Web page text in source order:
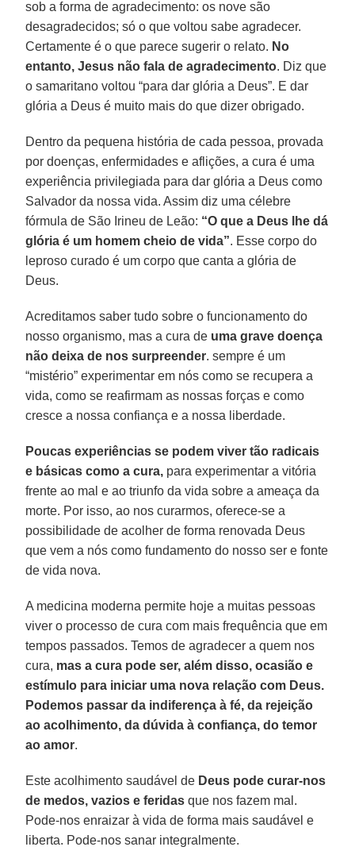
sob a forma de agradecimento: os nove são
desagradecidos; só o que voltou sabe agradecer.
Certamente é o que parece sugerir o relato. No
entanto, Jesus não fala de agradecimento. Diz que
o samaritano voltou “para dar glória a Deus”. E dar
glória a Deus é muito mais do que dizer obrigado.
Dentro da pequena história de cada pessoa, provada
por doenças, enfermidades e aflições, a cura é uma
experiência privilegiada para dar glória a Deus como
Salvador da nossa vida. Assim diz uma célebre
fórmula de São Irineu de Leão: “O que a Deus lhe dá
glória é um homem cheio de vida”. Esse corpo do
leproso curado é um corpo que canta a glória de
Deus.
Acreditamos saber tudo sobre o funcionamento do
nosso organismo, mas a cura de uma grave doença
não deixa de nos surpreender. sempre é um
“mistério” experimentar em nós como se recupera a
vida, como se reafirmam as nossas forças e como
cresce a nossa confiança e a nossa liberdade.
Poucas experiências se podem viver tão radicais
e básicas como a cura, para experimentar a vitória
frente ao mal e ao triunfo da vida sobre a ameaça da
morte. Por isso, ao nos curarmos, oferece-se a
possibilidade de acolher de forma renovada Deus
que vem a nós como fundamento do nosso ser e fonte
de vida nova.
A medicina moderna permite hoje a muitas pessoas
viver o processo de cura com mais frequência que em
tempos passados. Temos de agradecer a quem nos
cura, mas a cura pode ser, além disso, ocasião e
estímulo para iniciar uma nova relação com Deus.
Podemos passar da indiferença à fé, da rejeição
ao acolhimento, da dúvida à confiança, do temor
ao amor.
Este acolhimento saudável de Deus pode curar-nos
de medos, vazios e feridas que nos fazem mal.
Pode-nos enraizar à vida de forma mais saudável e
liberta. Pode-nos sanar integralmente.